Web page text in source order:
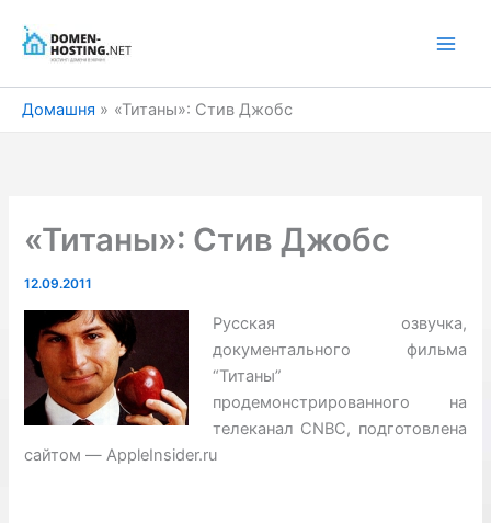
Домашня «Титаны»: Стив Джобс
«Титаны»: Стив Джобс
12.09.2011
Русская озвучка,
документального фильма
“Титаны”
продемонстрированного на
телеканал CNBC, подготовлена
сайтом — AppleInsider.ru